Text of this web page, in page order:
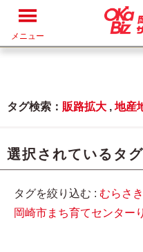
メニュー
タグ検索： 販路拡大 , 地産
選択されているタ
タグを絞り込む : むらさ
岡崎市まち育てセンター